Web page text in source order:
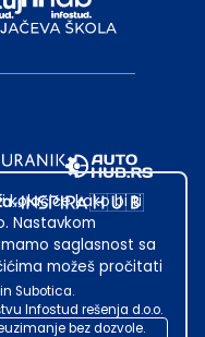
in Subotica.
Infostud rešenja d.o.o.
bez dozvole.
kolačiće kako bi ti
Nastavkom
saglasnost sa
možeš pročitati